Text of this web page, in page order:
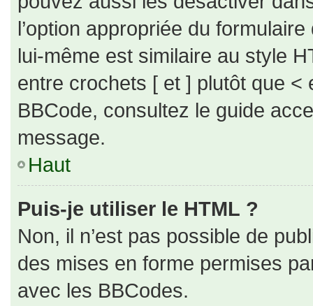
l’option appropriée du
lui-même est similaire au style
entre crochets [ et ] plutôt que <
BBCode, consultez le guide
message.
Haut
Puis-je utiliser le HTML ?
Non, il n’est pas possible de
des mises en forme permises
avec les BBCodes.